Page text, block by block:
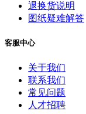
退换货说明
图纸疑难解答
客服中心
关于我们
联系我们
常见问题
人才招聘